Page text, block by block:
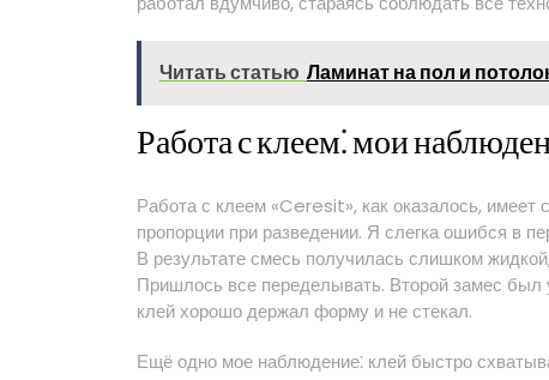
Читать статью Ламинат на пол и
Работа с клеем⁚ мои
Работа с клеем «Ceresit», как оказалось,
пропорции при разведении. Я слегка ошибся в
В результате смесь получилась слишком
Пришлось все переделывать. Второй замес был
клей хорошо держал форму и не стекал.
Ещё одно мое наблюдение⁚ клей быстро